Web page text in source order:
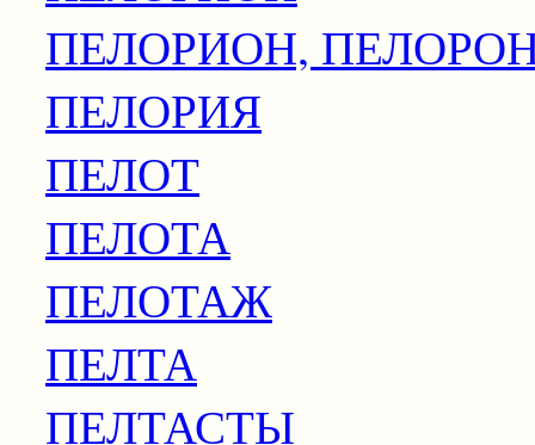
ПЕЛОРИОН,
ПЕЛОРИЯ
ПЕЛОТ
ПЕЛОТА
ПЕЛОТАЖ
ПЕЛТА
ПЕЛТАСТЫ